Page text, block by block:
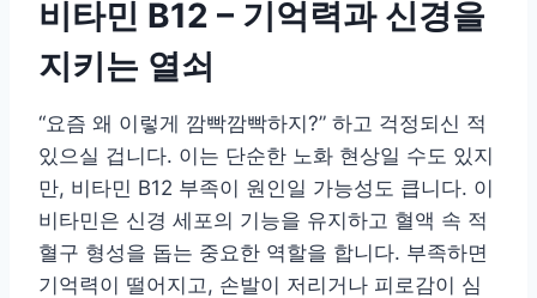
비타민 B12 – 기억력과 신경을
지키는 열쇠
“요즘 왜 이렇게 깜빡깜빡하지?” 하고 걱정되신 적
있으실 겁니다. 이는 단순한 노화 현상일 수도 있지
만, 비타민 B12 부족이 원인일 가능성도 큽니다. 이
비타민은 신경 세포의 기능을 유지하고 혈액 속 적
혈구 형성을 돕는 중요한 역할을 합니다. 부족하면
기억력이 떨어지고, 손발이 저리거나 피로감이 심